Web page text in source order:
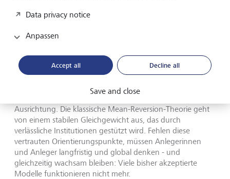
Mehr erfahren
Wie sollten sich Anlegerinnen und Anleger
heute positionieren?
Ausrichtung. Die klassische Mean-Reversion-Theorie geht
von einem stabilen Gleichgewicht aus, das durch
verlässliche Institutionen gestützt wird. Fehlen diese
vertrauten Orientierungspunkte, müssen Anlegerinnen
und Anleger langfristig und global denken - und
gleichzeitig wachsam bleiben: Viele bisher akzeptierte
Modelle funktionieren nicht mehr.
Data privacy notice
Anpassen
Accept all Decline all
Save and close